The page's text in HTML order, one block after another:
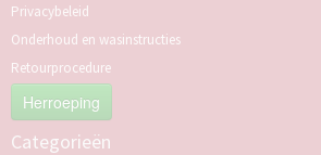
Privacybeleid
Onderhoud en wasinstructies
Retourprocedure
Herroeping
Categorieën